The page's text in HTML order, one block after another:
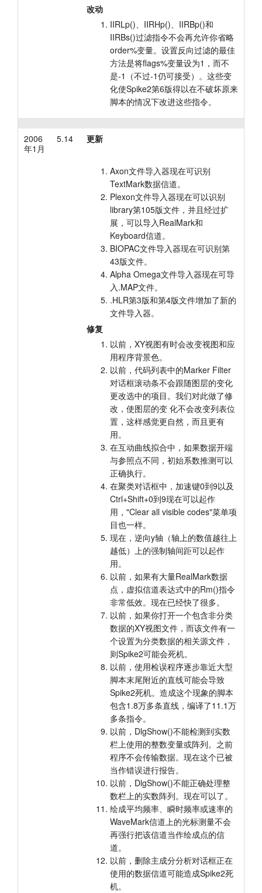
改动
IIRLp()、IIRHp()、IIRBp()和
IIRBs()过滤指令不会再允许你省略
order%变量。设置反向过滤的最佳
方法是将flags%变量设为1，而不
是-1（不过-1仍可接受）。这些变
化使Spike2第6版得以在不破坏原来
脚本的情况下改进这些指令。
2006
年1月
5.14 更新
Axon文件导入器现在可识别
TextMark数据信道。
Plexon文件导入器现在可以识别
library第105版文件，并且经过扩
展，可以导入RealMark和
Keyboard信道。
BIOPAC文件导入器现在可识别第
43版文件。
Alpha Omega文件导入器现在可导
入.MAP文件。
.HLR第3版和第4版文件增加了新的
文件导入器。
修复
以前，XY视图有时会改变视图和应
用程序背景色。
以前，代码列表中的Marker Filter
对话框滚动条不会跟随图层的变化
更改选中的项目。我们对此做了修
改，使图层的变 化不会改变列表位
置，这样感觉更自然，而且更有
用。
在互动曲线拟合中，如果数据开端
与参照点不同，初始系数推测可以
正确执行。
在聚类对话框中，加速键0到9以及
Ctrl+Shift+0到9现在可以起作
用，"Clear all visible codes"菜单项
目也一样。
现在，逆向y轴（轴上的数值越往上
越低）上的强制轴间距可以起作
用。
以前，如果有大量RealMark数据
点，虚拟信道表达式中的Rm()指令
非常低效。现在已经快了很多。
以前，如果你打开一个包含非分类
数据的XY视图文件，而该文件有一
个设置为分类数据的相关源文件，
则Spike2可能会死机。
以前，使用检误程序逐步靠近大型
脚本末尾附近的直线可能会导致
Spike2死机。造成这个现象的脚本
包含1.8万多条直线，编译了11.1万
多条指令。
以前，DlgShow()不能检测到实数
栏上使用的整数变量或阵列。之前
程序不会传输数据。现在这个已被
当作错误进行报告。
以前，DlgShow()不能正确处理整
数栏上的实数阵列。现在可以了。
绘成平均频率、瞬时频率或速率的
WaveMark信道上的光标测量不会
再强行把该信道当作绘成点的信
道。
以前，删除主成分分析对话框正在
使用的数据信道可能造成Spike2死
机。